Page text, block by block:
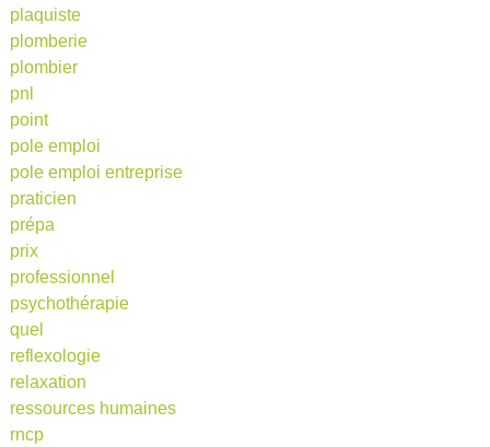
plaquiste
plomberie
plombier
pnl
point
pole emploi
pole emploi entreprise
praticien
prépa
prix
professionnel
psychothérapie
quel
reflexologie
relaxation
ressources humaines
rncp